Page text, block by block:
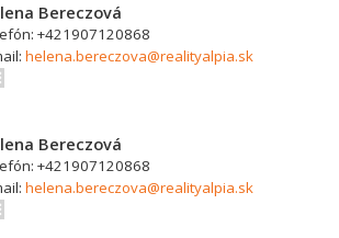
Bereczová
+421907120868
helena.bereczova@realityalpia.sk
Bereczová
+421907120868
helena.bereczova@realityalpia.sk